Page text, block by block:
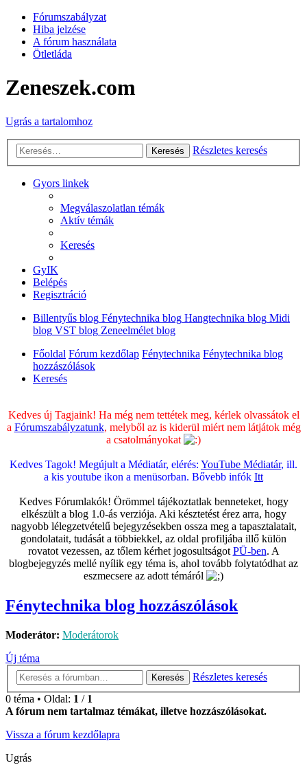
Fórumszabályzat
Hiba jelzése
A fórum használata
Ötletláda
Zeneszek.com
Ugrás a tartalomhoz
Keresés Részletes keresés
Gyors linkek
Megválaszolatlan témák
Aktív témák
Keresés
GyIK
Belépés
Regisztráció
Billentyűs blog Fénytechnika blog Hangtechnika blog Midi
blog VST blog Zeneelmélet blog
Főoldal Fórum kezdőlap Fénytechnika Fénytechnika blog
hozzászólások
Keresés
Kedves új Tagjaink! Ha még nem tettétek meg, kérlek olvassátok el
a Fórumszabályzatunk, melyből az is kiderül miért nem látjátok még
a csatolmányokat
Kedves Tagok! Megújult a Médiatár, elérés: YouTube Médiatár, ill.
a kis youtube ikon a menüsorban. Bővebb infók Itt
Kedves Fórumlakók! Örömmel tájékoztatlak benneteket, hogy
elkészült a blog 1.0-ás verziója. Aki késztetést érez arra, hogy
nagyobb lélegzetvételű bejegyzésekben ossza meg a tapasztalatait,
gondolatait, tudását a többiekkel, az oldal profiljába illő külön
rovatot vezessen, az tőlem kérhet jogosultságotPÜ-ben. A
blogbejegyzés mellé nyílik egy téma is, ahol tovább folytatódhat az
eszmecsere az adott témáról
Fénytechnika blog hozzászólások
Moderátor: Moderátorok
Új téma
Keresés
Részletes keresés
0 téma • Oldal: 1 / 1
A fórum nem tartalmaz témákat, illetve hozzászólásokat.
Vissza a fórum kezdőlapra
Ugrás